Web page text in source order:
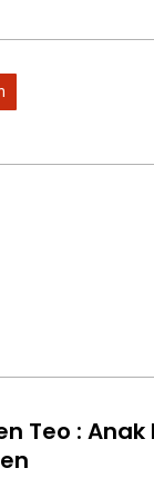
Teo :